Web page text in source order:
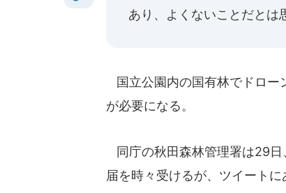
あり、よくないことだとは
国立公園内の国有林でドロー
が必要になる。
同庁の秋田森林管理署は29日
届を時々受けるが、ツイート